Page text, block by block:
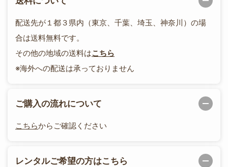
配送先が１都３県内（東京、千葉、埼玉、神奈川）の場
合は送料無料です。
その他の地域の送料はこちら
※海外への配送は承っておりません
ご購入の流れについて
こちらからご確認ください
レンタルご希望の方はこちら